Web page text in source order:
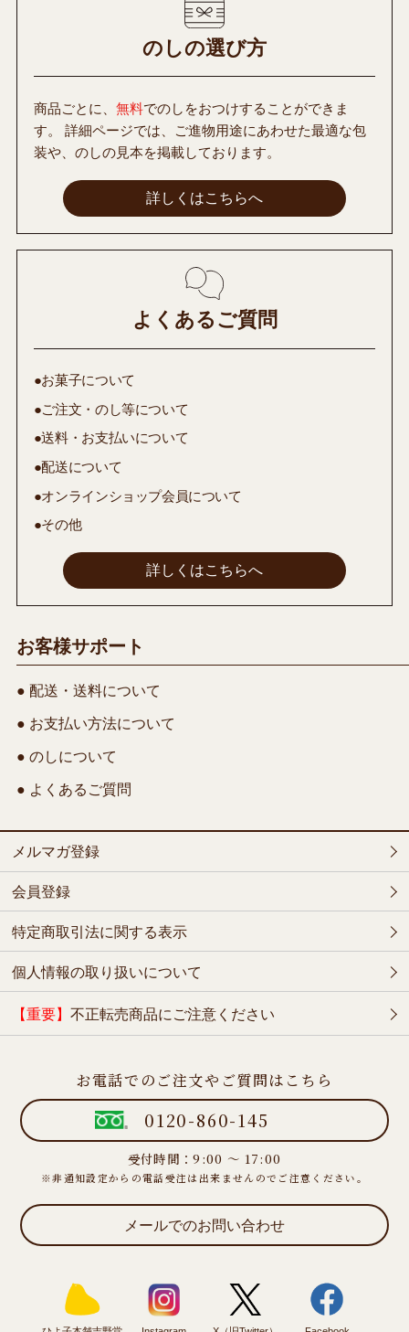
のしの選び方
商品ごとに、 無料でのしをおつけすることができま
す。 詳細ページでは、ご進物用途にあわせた最適な包
装や、のしの見本を掲載しております。
詳しくはこちらへ
よくあるご質問
●お菓子について
●ご注文・のし等について
●送料・お支払いについて
●配送について
●オンラインショップ会員について
●その他
詳しくはこちらへ
お客様サポート
● 配送・送料について
● お支払い方法について
● のしについて
● よくあるご質問
メルマガ登録
会員登録
特定商取引法に関する表示
個人情報の取り扱いについて
【重要】不正転売商品にご注意ください
お電話でのご注文やご質問はこちら
0120-860-145
受付時間：9:00 ～ 17:00
※非通知設定からの電話受注は出来ませんのでご注意ください。
メールでのお問い合わせ